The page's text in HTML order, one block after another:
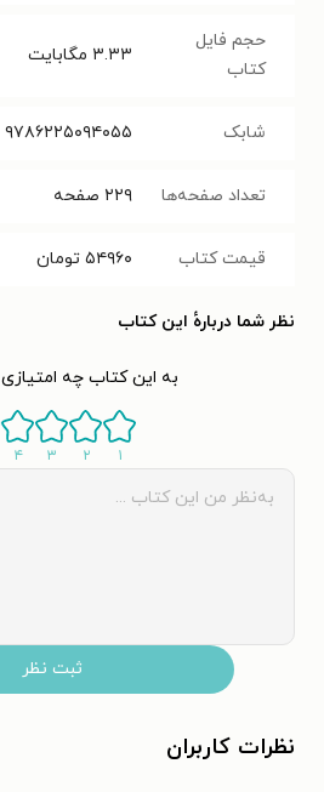
حجم فایل
کتاب
۳.۳۳ مگابایت
شابک ۹۷۸۶۲۲۵۰۹۴۰۵۵
تعداد صفحه‌ها ۲۲۹ صفحه
قیمت کتاب ۵۴۹۶۰ تومان
نظر شما دربارهٔ این کتاب
به این کتاب چه
۱ ۲ ۳ ۴
ثبت نظر
نظرات کاربران